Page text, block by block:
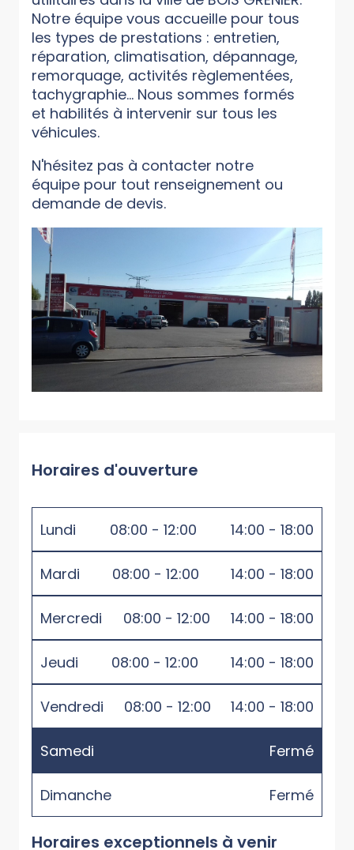
Notre équipe vous accueille pour tous
les types de prestations : entretien,
réparation, climatisation, dépannage,
remorquage, activités règlementées,
tachygraphie... Nous sommes formés
et habilités à intervenir sur tous les
véhicules.
N'hésitez pas à contacter notre
équipe pour tout renseignement ou
demande de devis.
Horaires d'ouverture
Lundi 08:00 - 12:00 14:00 - 18:00
Mardi 08:00 - 12:00 14:00 - 18:00
Mercredi 08:00 - 12:00 14:00 - 18:00
Jeudi 08:00 - 12:00 14:00 - 18:00
Vendredi 08:00 - 12:00 14:00 - 18:00
Samedi Fermé
Dimanche Fermé
Horaires exceptionnels à venir